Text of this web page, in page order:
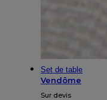
Set de table
Vendôme
Sur devis